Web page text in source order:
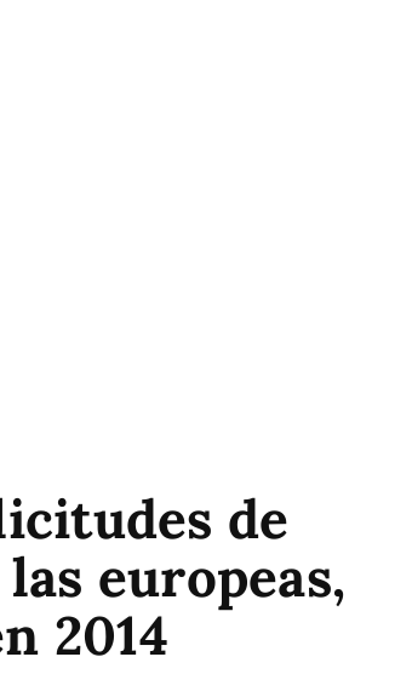
de
europeas,
2014